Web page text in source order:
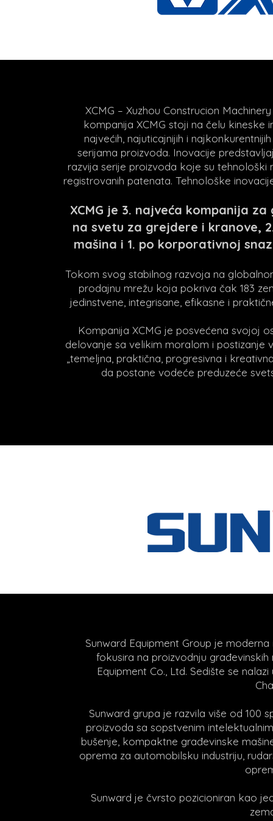
XCMG – Xuzhou Construcion
kompanija XCMG stoji na čelu kineske
najvećih, najuticajnijih i
serijama proizvoda. Inovacije
razvija serije proizvoda koje su tehnološki
registrovanih patenata. Tehnološke
XCMG je 3. najveća kompanija
na svetu za grejdere i kranove,
mašina i 1. po korporativnoj
Tokom svog stabilnog razvoja na
prodajnu mrežu koja pokriva čak 183
jedinstvene, integrisane, efikasne i
Kompanija XCMG je posvećena svojoj
delovanje sa velikim moralom i postizanje
„temeljna, praktična, progresivna i
da postane vodeće preduzeće
Sunward Equipment Group je
fokusira na proizvodnju
Equipment Co., Ltd. Sedište se
Sunward grupa je razvila više od 100
proizvoda sa sopstvenim
bušenje, kompaktne građevinske
oprema za automobilsku industriju,
Sunward je čvrsto pozicioniran kao